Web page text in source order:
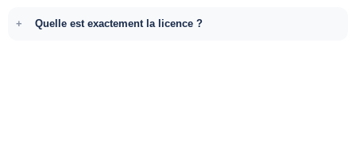
Quelle est exactement la licence ?